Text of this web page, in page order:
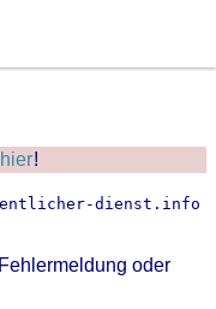
hier!
dienst.info
oder